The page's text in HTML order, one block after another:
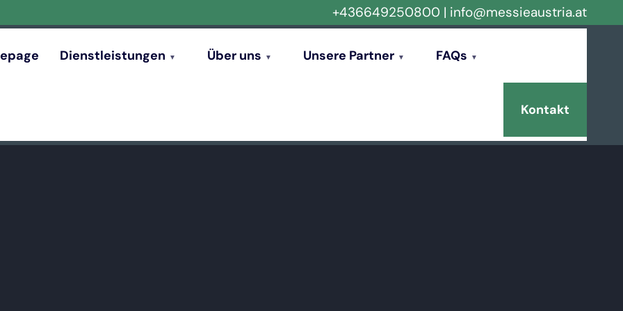
+436649250800 | info@messieaustria.at
Dienstleistungen Über uns Unsere Partner FAQs
Kontakt